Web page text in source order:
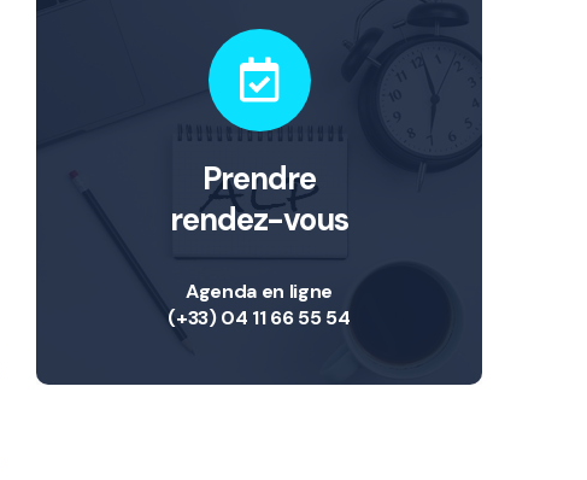
Prendre
rendez-vous
Agenda en ligne
(+33) 04 11 66 55 54